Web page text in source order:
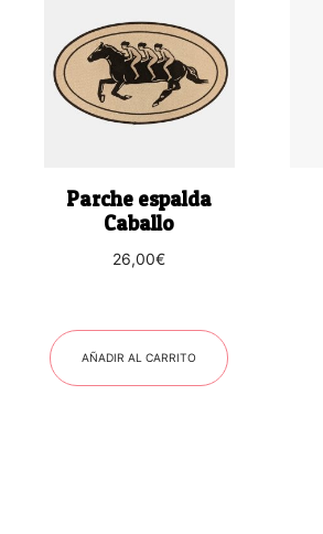
Parche espalda
Caballo
26,00€
AÑADIR AL CARRITO